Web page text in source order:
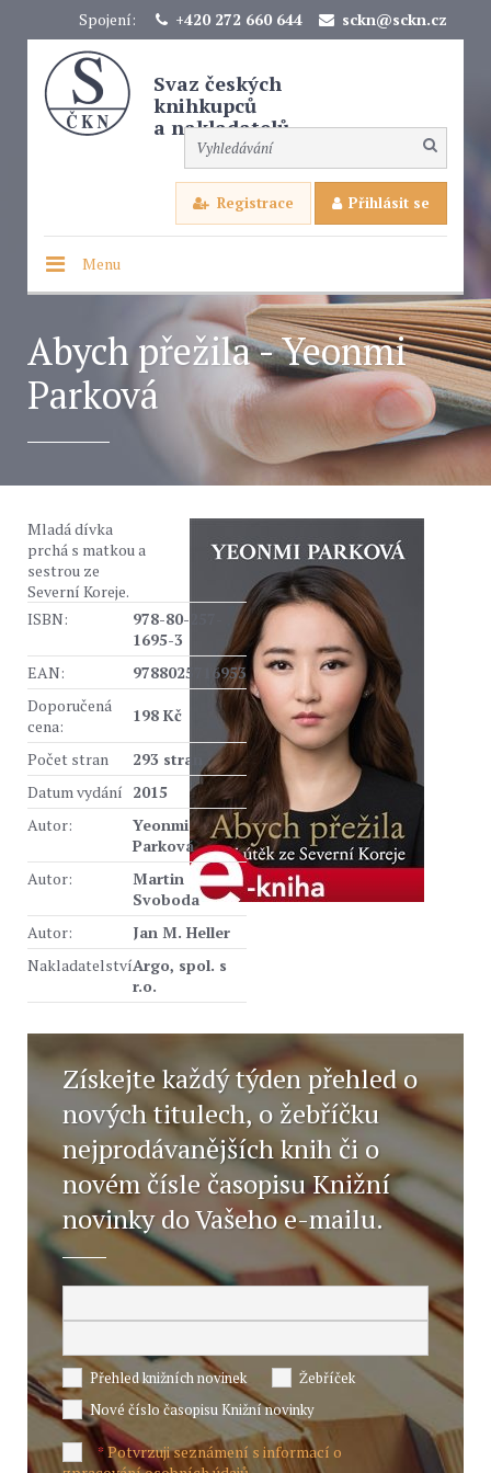
Spojení: +420 272 660 644 sckn@sckn.cz
Svaz českých
knihkupců
a nakladatelů
Registrace Přihlásit se
Menu
Abych přežila - Yeonmi
Parková
Mladá dívka
prchá s matkou a
sestrou ze
Severní Koreje.
ISBN:
978-80-257-
1695-3
EAN:
9788025716953
Doporučená
cena:
198 Kč
Počet stran
293 stran
Datum vydání 2015
Autor:
Yeonmi
Parková
Autor:
Martin
Svoboda
Autor:
Jan M. Heller
NakladatelstvíArgo, spol. s
r.o.
Získejte každý týden přehled o
nových titulech, o žebříčku
nejprodávanějších knih či o
novém čísle časopisu Knižní
novinky do Vašeho e-mailu.
Přehled knižních novinek
Žebříček
Nové číslo časopisu Knižní novinky
*Potvrzuji seznámení s informací o